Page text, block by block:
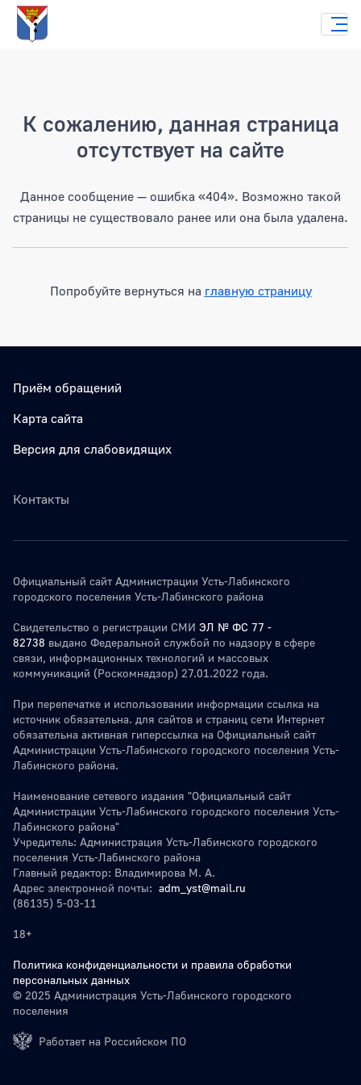
К сожалению, данная страница
отсутствует на сайте
Данное сообщение — ошибка «404». Возможно такой
страницы не существовало ранее или она была удалена.
Попробуйте вернуться на главную страницу
Приём обращений
Карта сайта
Версия для слабовидящих
Контакты
Официальный сайт Администрации Усть-Лабинского
городского поселения Усть-Лабинского района
Свидетельство о регистрации СМИ ЭЛ № ФС 77 -
82738 выдано Федеральной службой по надзору в сфере
связи, информационных технологий и массовых
коммуникаций (Роскомнадзор) 27.01.2022 года.
При перепечатке и использовании информации ссылка на
источник обязательна. для сайтов и страниц сети Интернет
обязательна активная гиперссылка на Официальный сайт
Администрации Усть-Лабинского городского поселения Усть-
Лабинского района.
Наименование сетевого издания "Официальный сайт
Администрации Усть-Лабинского городского поселения Усть-
Лабинского района"
Учредитель: Администрация Усть-Лабинского городского
поселения Усть-Лабинского района
Главный редактор: Владимирова М. А.
Адрес электронной почты: adm_yst@mail.ru
(86135) 5-03-11
18+
Политика конфиденциальности и правила обработки
персональных данных
© 2025 Администрация Усть-Лабинского городского
поселения
Работает на Российском ПО